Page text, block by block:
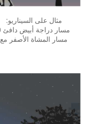
:مثال على السيناريو